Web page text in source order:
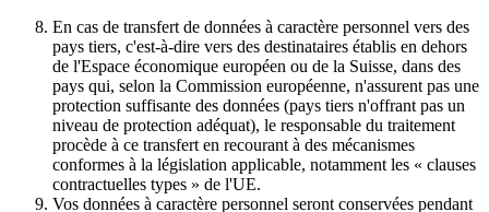
En cas de transfert de données à caractère personnel vers des
pays tiers, c'est-à-dire vers des destinataires établis en dehors
de l'Espace économique européen ou de la Suisse, dans des
pays qui, selon la Commission européenne, n'assurent pas une
protection suffisante des données (pays tiers n'offrant pas un
niveau de protection adéquat), le responsable du traitement
procède à ce transfert en recourant à des mécanismes
conformes à la législation applicable, notamment les « clauses
contractuelles types » de l'UE.
Vos données à caractère personnel seront conservées pendant